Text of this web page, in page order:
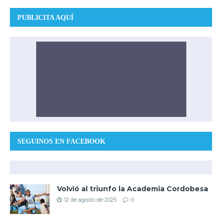
PUBLICITA AQUÍ
SEGUINOS EN FACEBOOK
Volvió al triunfo la Academia Cordobesa
12 de agosto de 2025 0